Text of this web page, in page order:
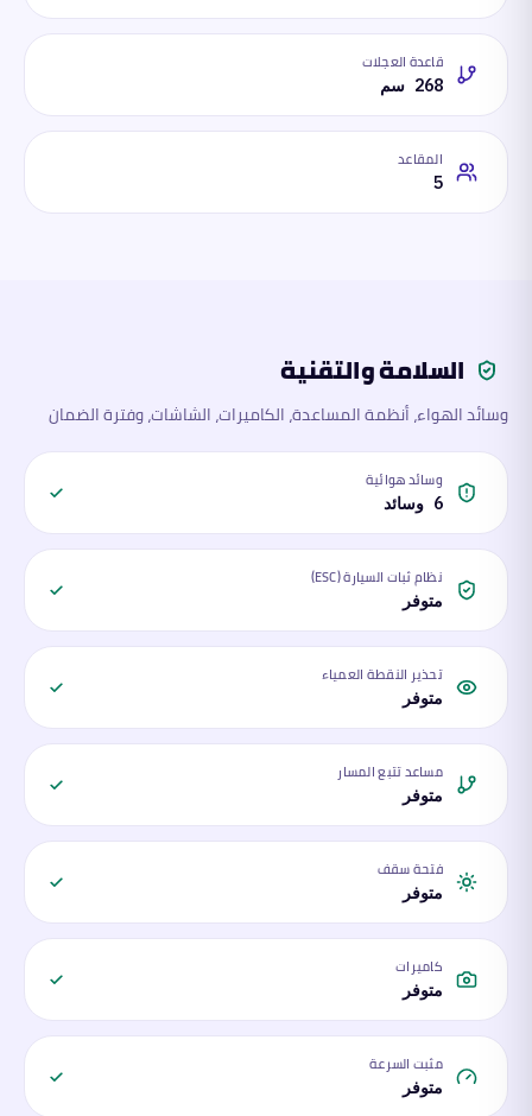
قاعدة العجلات
268 سم
المقاعد
5
السلامة والتقنية
وسائد الهواء، أنظمة المساعدة، الكاميرات، الشاشات، وفترة الضمان
وسائد هوائية
6 وسائد
نظام ثبات السيارة (ESC)
متوفر
تحذير النقطة العمياء
متوفر
مساعد تتبع المسار
متوفر
فتحة سقف
متوفر
كاميرات
متوفر
مثبت السرعة
متوفر